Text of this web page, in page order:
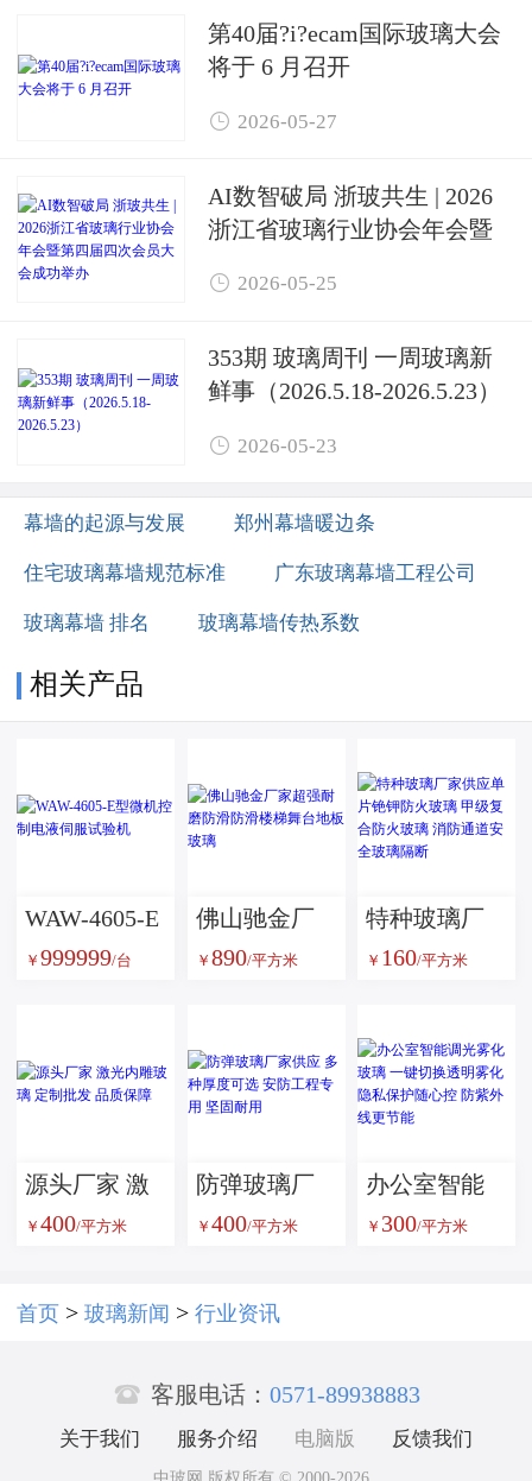
第40届?i?ecam国际玻璃大会
将于 6 月召开
 2026-05-27
AI数智破局 浙玻共生 | 2026
浙江省玻璃行业协会年会暨
办
 2026-05-25
353期 玻璃周刊 一周玻璃新
鲜事（2026.5.18-2026.5.23）
 2026-05-23
幕墙的起源与发展 郑州幕墙暖边条
住宅玻璃幕墙规范标准 广东玻璃幕墙工程公司
玻璃幕墙 排名 玻璃幕墙传热系数
相关产品
WAW-4605-E
型微机控制
￥ 999999/台
佛山驰金厂
家超强耐磨
玻璃
￥ 890/平方米
特种玻璃厂
家供应单片
璃 甲级复合
防火玻璃 消
防通道安全
玻璃隔断
￥ 160/平方米
源头厂家 激
光内雕玻璃
质保障
￥ 400/平方米
防弹玻璃厂
家供应 多种
防工程专用
￥ 400/平方米
办公室智能
调光雾化玻
控 防紫外线
更节能
￥ 300/平方米
首页 > 玻璃新闻 > 行业资讯
 客服电话： 0571-89938883
关于我们 服务介绍 电脑版 反馈我们
中玻网 版权所有 © 2000-2026